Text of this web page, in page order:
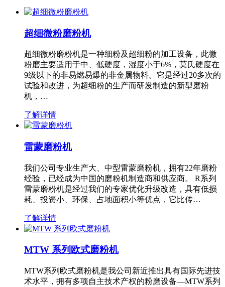
超细微粉磨粉机
超细微粉磨粉机是一种细粉及超细粉的加工设备，此微
粉磨主要适用于中、低硬度，湿度小于6%，莫氏硬度在
9级以下的非易燃易爆的非金属物料。它是经过20多次的
试验和改进，为超细粉的生产而研发制造的新型磨粉
机，…
了解详情
雷蒙磨粉机
我们公司专业生产大、中型雷蒙磨粉机，拥有22年磨粉
经验，已经成为中国的磨粉机制造商和供应商。 R系列
雷蒙磨粉机是经过我们的专家优化升级改造，具有低损
耗、投资小、环保、占地面积小等优点，它比传…
了解详情
MTW 系列欧式磨粉机
MTW系列欧式磨粉机是我公司新近推出具有国际先进技
术水平，拥有多项自主技术产权的粉磨设备—MTW系列